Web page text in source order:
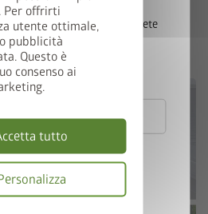
Per offrirti
utente ottimale,
pubblicità
Questo è
consenso ai
tutto
newsletter e parteciperete
all’estrazione.
sulla privacy.
e le condizioni di
.